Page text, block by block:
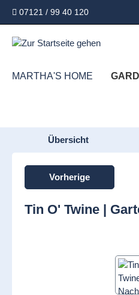
Zur Hauptnavigation
07121 / 99 40 120
MARTHA'S HOME
Übersicht
Vorherige
Tin O' Twine |